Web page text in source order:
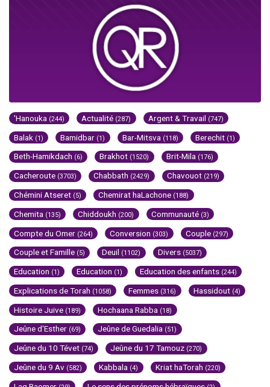
'Hanouka (244) Actualité (287) Argent & Travail (747)
Balak (1) Bamidbar (1) Bar-Mitsva (118) Berechit (1)
Beth-Hamikdach (6) Brakhot (1520) Brit-Mila (176)
Cacheroute (3703) Chabbath (2429) Chavouot (219)
Chémini Atseret (5) Chemirat haLachone (188)
Chemita (135) Chiddoukh (200) Communauté (3)
Compte du Omer (264) Conversion (303) Couple (297)
Couple et Famille (5) Deuil (1102) Divers (5037)
Education (1) Education (1) Education des enfants (244)
Explications de Torah (1058) Femmes (316) Hassidout (4)
Histoire Juive (189) Hochaana Rabba (18)
Jeûne d'Esther (69) Jeûne de Guedalia (51)
Jeûne du 10 Tévet (74) Jeûne du 17 Tamouz (270)
Jeûne du 9 Av (582) Kabbala (4) Kriat haTorah (220)